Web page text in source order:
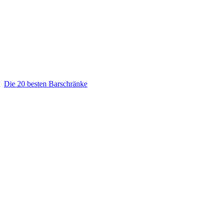
Die 20 besten Barschränke